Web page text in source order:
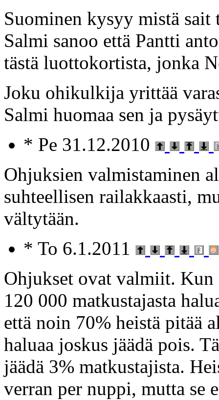
Suominen kysyy mistä
Salmi sanoo että Pantti
tästä luottokortista, jonka
Joku ohikulkija yrittää
Salmi huomaa sen ja
* Pe 31.12.2010
Ohjuksien valmistaminen
suhteellisen railakkaasti,
vältytään.
* To 6.1.2011
Ohjukset ovat valmiit.
120 000 matkustajasta
että noin 70% heistä pitää
haluaa joskus jäädä pois.
jäädä 3% matkustajista.
verran per nuppi, mutta se